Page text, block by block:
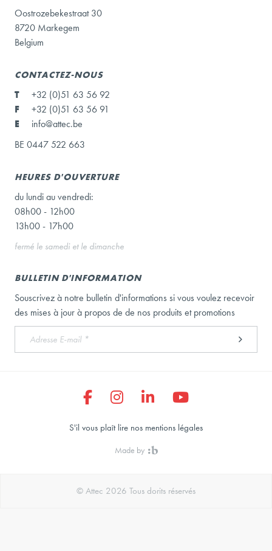
Oostrozebekestraat 30
8720 Markegem
Belgium
CONTACTEZ-NOUS
T
+32 (0)51 63 56 92
F
+32 (0)51 63 56 91
E
info@attec.be
BE 0447 522 663
HEURES D'OUVERTURE
du lundi au vendredi:
08h00 - 12h00
13h00 - 17h00
fermé le samedi et le dimanche
BULLETIN D'INFORMATION
Souscrivez à notre bulletin d'informations si vous voulez recevoir
des mises à jour à propos de de nos produits et promotions
Made by
© Attec 2026 Tous dorits réservés
S'il vous plaît lire nos mentions légales